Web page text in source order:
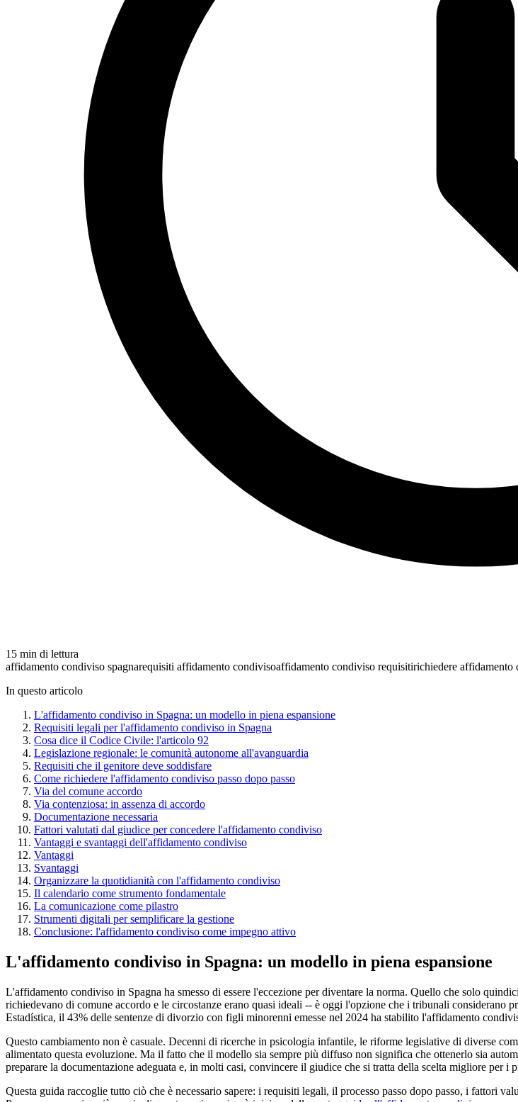
15 min di lettura
affidamento condiviso spagnarequisiti affidamento condivisoaffidamento condiviso requisitirichiedere affidamento
In questo articolo
L'affidamento condiviso in Spagna: un modello in piena espansione
Requisiti legali per l'affidamento condiviso in Spagna
Cosa dice il Codice Civile: l'articolo 92
Legislazione regionale: le comunità autonome all'avanguardia
Requisiti che il genitore deve soddisfare
Come richiedere l'affidamento condiviso passo dopo passo
Via del comune accordo
Via contenziosa: in assenza di accordo
Documentazione necessaria
Fattori valutati dal giudice per concedere l'affidamento condiviso
Vantaggi e svantaggi dell'affidamento condiviso
Vantaggi
Svantaggi
Organizzare la quotidianità con l'affidamento condiviso
Il calendario come strumento fondamentale
La comunicazione come pilastro
Strumenti digitali per semplificare la gestione
Conclusione: l'affidamento condiviso come impegno attivo
L'affidamento condiviso in Spagna: un modello in piena espansione
L'affidamento condiviso in Spagna ha smesso di essere l'eccezione per diventare la norma. Quello che solo
richiedevano di comune accordo e le circostanze erano quasi ideali -- è oggi l'opzione che i tribunali
Estadística, il 43% delle sentenze di divorzio con figli minorenni emesse nel 2024 ha stabilito l'affidamento
Questo cambiamento non è casuale. Decenni di ricerche in psicologia infantile, le riforme legislative di diverse
alimentato questa evoluzione. Ma il fatto che il modello sia sempre più diffuso non significa che ottenerlo sia
preparare la documentazione adeguata e, in molti casi, convincere il giudice che si tratta della scelta migliore per i
Questa guida raccoglie tutto ciò che è necessario sapere: i requisiti legali, il processo passo dopo passo, i fattori